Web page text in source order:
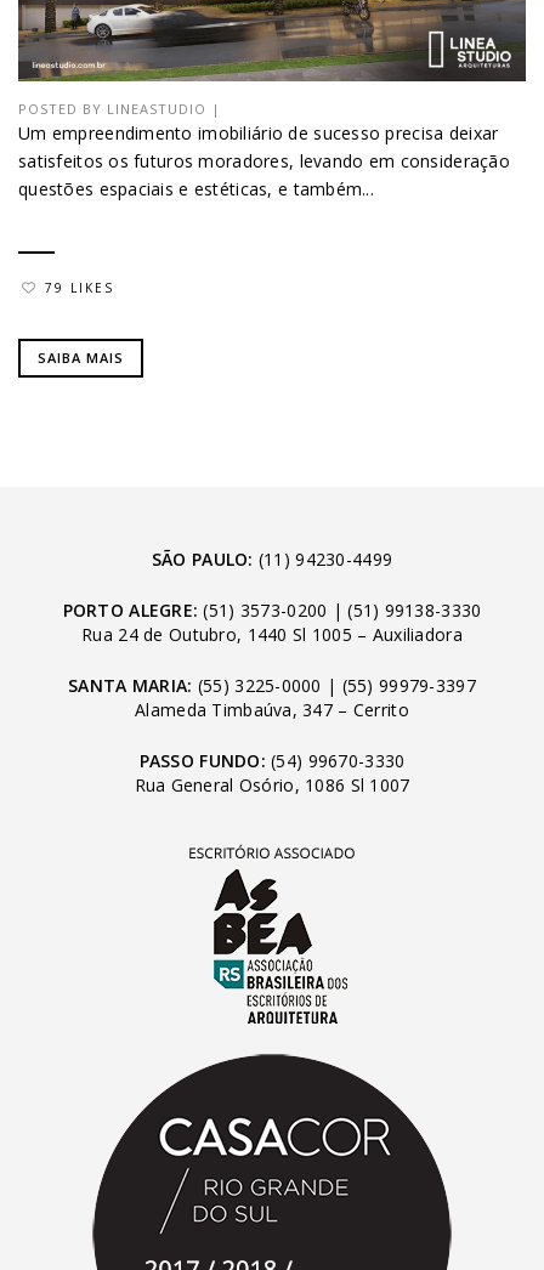
POSTED BY LINEASTUDIO |
Um empreendimento imobiliário de sucesso precisa deixar
satisfeitos os futuros moradores, levando em consideração
questões espaciais e estéticas, e também...
79 LIKES
SAIBA MAIS
SÃO PAULO: (11) 94230-4499
PORTO ALEGRE: (51) 3573-0200 |(51) 99138-3330
Rua 24 de Outubro, 1440 Sl 1005 – Auxiliadora
SANTA MARIA: (55) 3225-0000 | (55) 99979-3397
Alameda Timbaúva, 347 – Cerrito
PASSO FUNDO: (54) 99670-3330
Rua General Osório, 1086 Sl 1007